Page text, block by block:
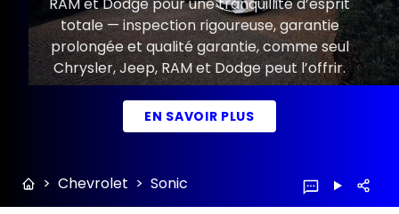
totale — inspection rigoureuse, garantie
prolongée et qualité garantie, comme seul
Chrysler, Jeep, RAM et Dodge peut l’offrir.
EN SAVOIR PLUS
> Chevrolet > Sonic